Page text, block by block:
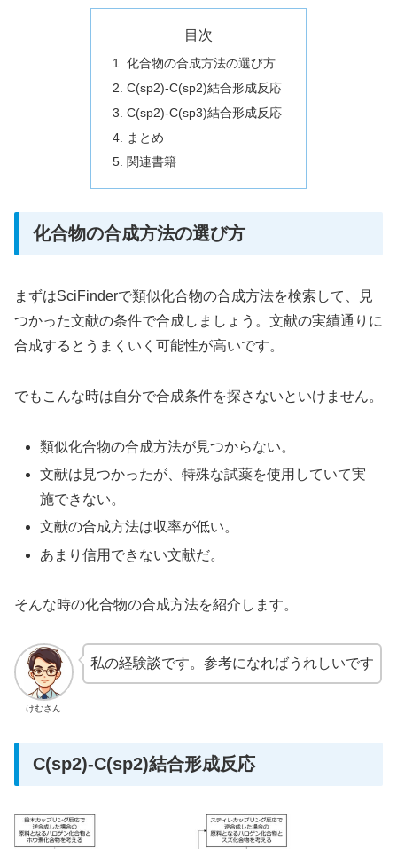
目次
化合物の合成方法の選び方
C(sp2)-C(sp2)結合形成反応
C(sp2)-C(sp3)結合形成反応
まとめ
関連書籍
化合物の合成方法の選び方
まずはSciFinderで類似化合物の合成方法を検索して、見
つかった文献の条件で合成しましょう。文献の実績通りに
合成するとうまくいく可能性が高いです。
でもこんな時は自分で合成条件を探さないといけません。
類似化合物の合成方法が見つからない。
文献は見つかったが、特殊な試薬を使用していて実
施できない。
文献の合成方法は収率が低い。
あまり信用できない文献だ。
そんな時の化合物の合成方法を紹介します。
けむさん
私の経験談です。参考になればうれしいです
C(sp2)-C(sp2)結合形成反応